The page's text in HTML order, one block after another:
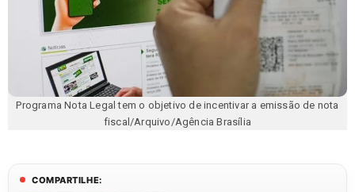
Programa Nota Legal tem o objetivo de incentivar a emissão de nota
fiscal/Arquivo/Agência Brasília
COMPARTILHE: